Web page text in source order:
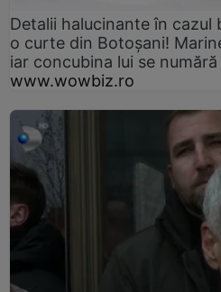
Detalii halucinante în
o curte din Botoșani!
iar concubina lui se
www.wowbiz.ro